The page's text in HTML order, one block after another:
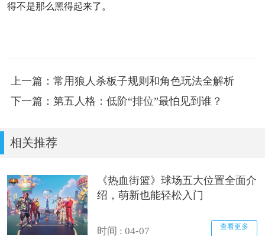
得不是那么黑得起来了。
上一篇：常用狼人杀板子规则和角色玩法全解析
下一篇：第五人格：低阶“排位”最怕见到谁？
相关推荐
《热血街篮》球场五大位置全面介
绍，萌新也能轻松入门
时间 : 04-07 查看更多